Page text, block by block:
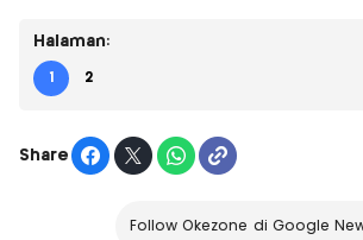
Halaman:
1 2
Share
Follow Okezone di Google